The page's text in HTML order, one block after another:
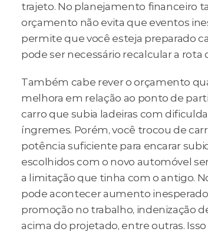
trajeto. No planejamento financeiro
orçamento não evita que eventos
permite que você esteja preparado
pode ser necessário recalcular a rota
Também cabe rever o orçamento
melhora em relação ao ponto de
carro que subia ladeiras com
íngremes. Porém, você trocou de
potência suficiente para encarar
escolhidos com o novo automóvel
a limitação que tinha com o antigo.
pode acontecer aumento
promoção no trabalho, indenização
acima do projetado, entre outras.